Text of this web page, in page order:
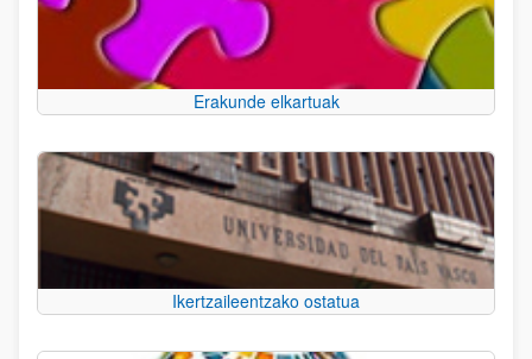
Erakunde elkartuak
Ikertzaileentzako ostatua